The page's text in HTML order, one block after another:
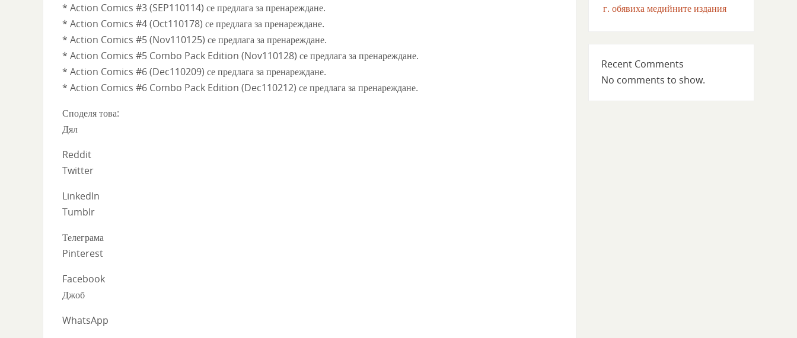
* Action Comics #3 (SEP110114) се предлага за пренареждане.
* Action Comics #4 (Oct110178) се предлага за пренареждане.
* Action Comics #5 (Nov110125) се предлага за пренареждане.
* Action Comics #5 Combo Pack Edition (Nov110128) се предлага за пренареждане.
* Action Comics #6 (Dec110209) се предлага за пренареждане.
* Action Comics #6 Combo Pack Edition (Dec110212) се предлага за пренареждане.
Споделя това:
Дял
Reddit
Twitter
LinkedIn
Tumblr
Телеграма
Pinterest
Facebook
Джоб
WhatsApp
г. обявиха медийните издания
Recent Comments
No comments to show.